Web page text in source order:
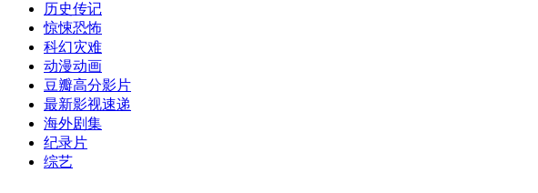
历史传记
惊悚恐怖
科幻灾难
动漫动画
豆瓣高分影片
最新影视速递
海外剧集
纪录片
综艺